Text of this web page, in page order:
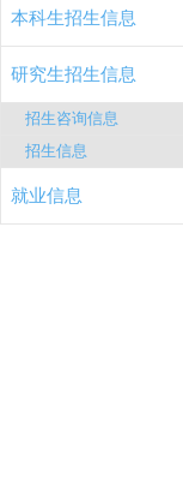
本科生招生信息
研究生招生信息
招生咨询信息
招生信息
就业信息